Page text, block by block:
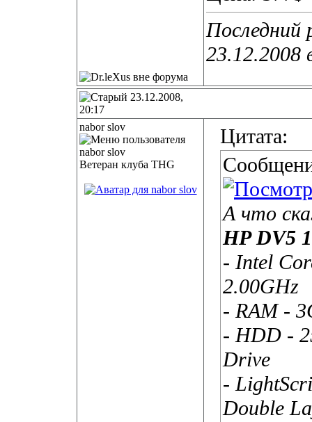
Последний
23.12.2008
23.12.2008,
20:17
nabor slov
Ветеран клуба THG
Цитата:
А что
HP DV5
- Intel
2.00GHz
- RAM -
- HDD -
Drive
-
Double